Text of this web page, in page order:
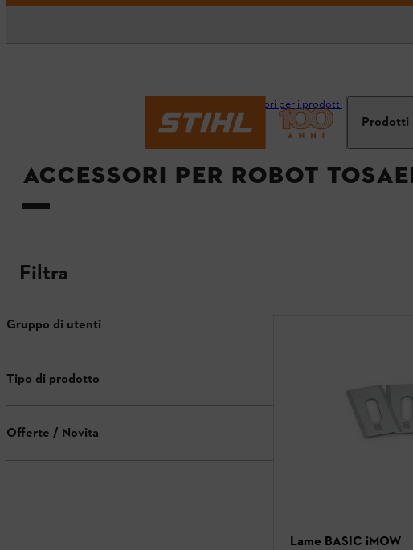
Prodotti
Accessori per i prodotti
ACCESSORI PER ROBOT
Filtra
Gruppo di utenti
Tipo di prodotto
Offerte / Novita
Lame BASIC iMOW